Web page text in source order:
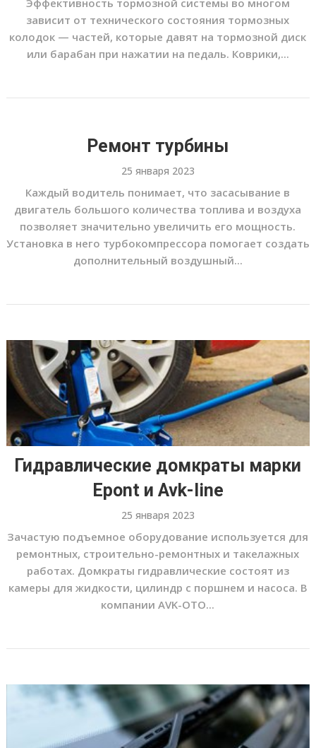
Эффективность тормозной системы во многом
зависит от технического состояния тормозных
колодок — частей, которые давят на тормозной диск
или барабан при нажатии на педаль. Коврики,...
Ремонт турбины
25 января 2023
Каждый водитель понимает, что засасывание в
двигатель большого количества топлива и воздуха
позволяет значительно увеличить его мощность.
Установка в него турбокомпрессора помогает создать
дополнительный воздушный...
Гидравлические домкраты марки
Epont и Avk-line
25 января 2023
Зачастую подъемное оборудование используется для
ремонтных, строительно-ремонтных и такелажных
работах. Домкраты гидравлические состоят из
камеры для жидкости, цилиндр с поршнем и насоса. В
компании AVK-OTO...